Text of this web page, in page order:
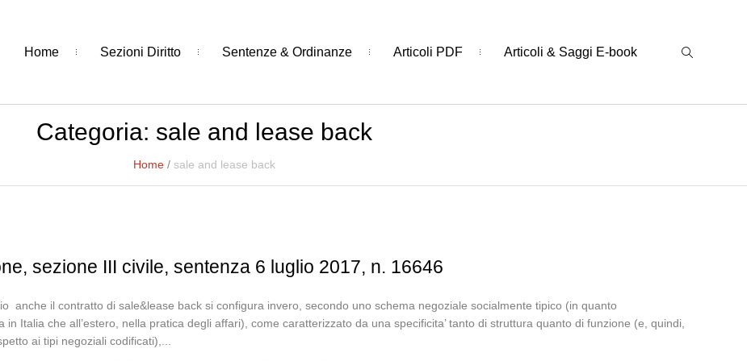
Home Sezioni Diritto Sentenze & Ordinanze Articoli PDF Articoli & Saggi E-book
Categoria: sale and lease back
Home / sale and lease back
sezione III civile, sentenza 6 luglio 2017, n. 16646
anche il contratto di sale&lease back si configura invero, secondo uno schema negoziale socialmente tipico (in quanto
in Italia che all’estero, nella pratica degli affari), come caratterizzato da una specificita’ tanto di struttura quanto di funzione (e, quindi,
ai tipi negoziali codificati),...